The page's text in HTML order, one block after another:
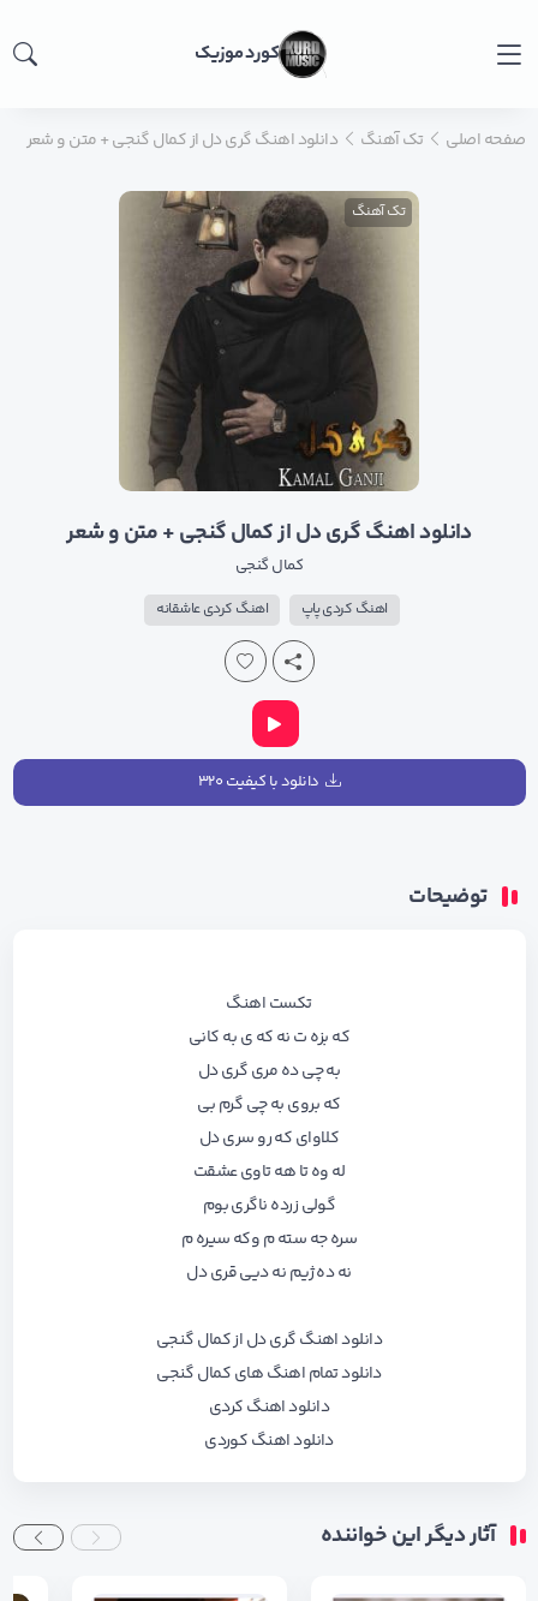
کورد موزیک
صفحه اصلی تک آهنگ دانلود اهنگ گری دل از کمال گنجی + متن و شعر
تک آهنگ
دانلود اهنگ گری دل از کمال گنجی + متن و شعر
کمال گنجی
اهنگ کردی پاپ اهنگ کردی عاشقانه
دانلود با کیفیت ۳۲۰
توضیحات
تکست اهنگ
که بزه ت نه که ی به کانی
به چی ده مری گری دل
که بروی به چی گرم بی
کلاوای که رو سری دل
له وه تا هه تاوی عشقت
گولی زرده ناگری بوم
سره جه سته م وکه سیره م
نه ده ژیم نه دیی قری دل
دانلود اهنگ گری دل از کمال گنجی
دانلود تمام اهنگ های کمال گنجی
دانلود اهنگ کردی
دانلود اهنگ کوردی
آثار دیگر این خواننده